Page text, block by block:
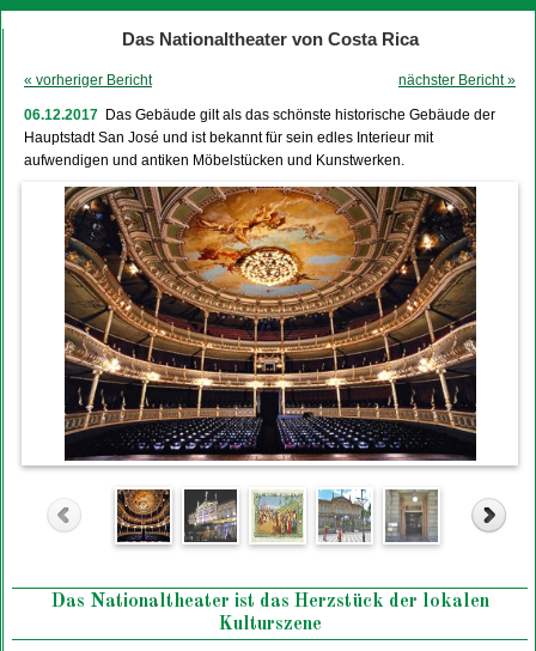
Das Nationaltheater von Costa Rica
nächster Bericht »
« vorheriger Bericht
06.12.2017 Das Gebäude gilt als das schönste historische Gebäude der
Hauptstadt San José und ist bekannt für sein edles Interieur mit
aufwendigen und antiken Möbelstücken und Kunstwerken.
Das Nationaltheater ist das Herzstück der lokalen
Kulturszene